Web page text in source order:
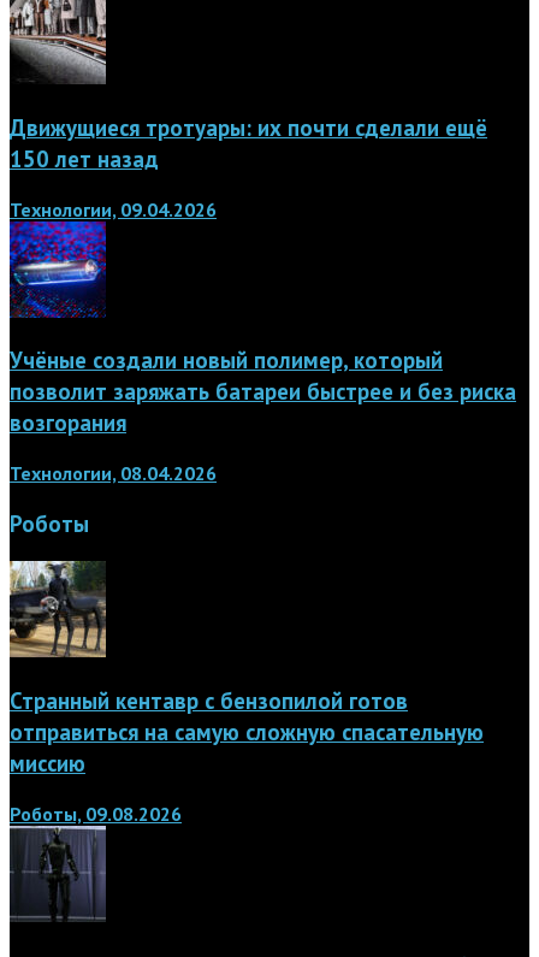
Движущиеся тротуары: их почти сделали ещё
150 лет назад
Технологии, 09.04.2026
Учёные создали новый полимер, который
позволит заряжать батареи быстрее и без риска
возгорания
Технологии, 08.04.2026
Роботы
Странный кентавр с бензопилой готов
отправиться на самую сложную спасательную
миссию
Роботы, 09.08.2026